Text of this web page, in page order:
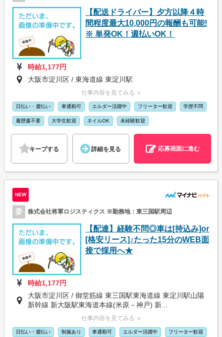
【配送ドライバー】夕方以降４時
間程度最大10,000円の報酬も可能!
※ 単発OK！週払いOK！
時給1,177円
大阪市淀川区 / 東海道線 東淀川駅
仕事内容を見てみる ∨
日払い・週払い 車通勤可 エルダー活躍中 フリーター歓迎 学歴不問
履歴書不要 大学生歓迎 ネイルOK 未経験歓迎
キープする 詳細を見る 応募画面に進む
NEW
委 株式会社将軍ロジスティクス ※勤務地：東三国駅周辺
【配達】経験不問◎車は[持込み]or
[格安リース]♪たった15分のWEB面
接で採用へ★
時給1,177円
大阪市淀川区 / 御堂筋線 東三国駅東海道線 東淀川駅山陽
新幹線 新大阪駅東海道本線(米原－神戸) 新...
仕事内容を見てみる ∨
日払い・週払い 制服あり 車通勤可 エルダー活躍中 フリーター歓迎